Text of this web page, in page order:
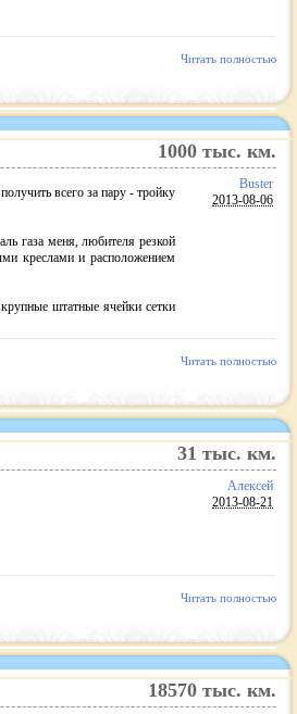
Читать полностью
1000 тыс. км.
всего за пару - тройку
Buster
2013-08-06
газа меня, любителя резкой
креслами и расположением
штатные ячейки сетки
Читать полностью
31 тыс. км.
Алексей
2013-08-21
Читать полностью
18570 тыс. км.